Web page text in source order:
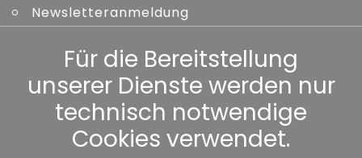
Newsletteranmeldung
Kennwort vergessen
Sonstiges
Für die Bereitstellung
unserer Dienste werden nur
technisch notwendige
Cookies verwendet.